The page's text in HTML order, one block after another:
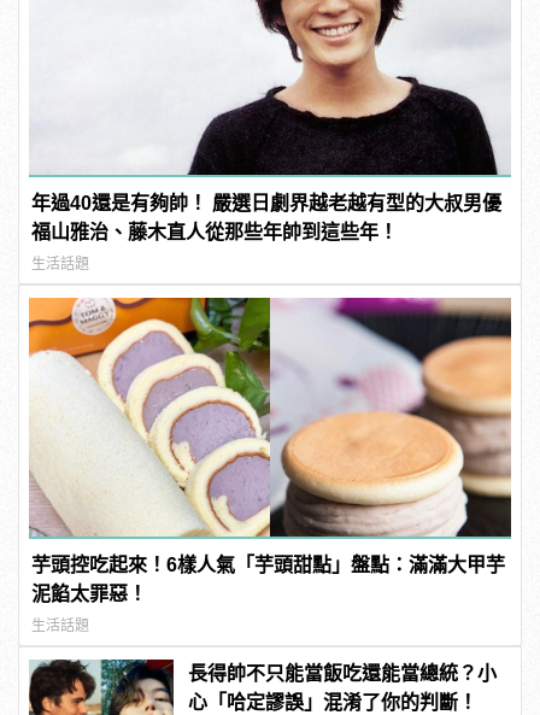
年過40還是有夠帥！ 嚴選日劇界越老越有型的大叔男優
福山雅治、藤木直人從那些年帥到這些年！
生活話題
芋頭控吃起來！6樣人氣「芋頭甜點」盤點：滿滿大甲芋
泥餡太罪惡！
生活話題
長得帥不只能當飯吃還能當總統？小
心「哈定謬誤」混淆了你的判斷！